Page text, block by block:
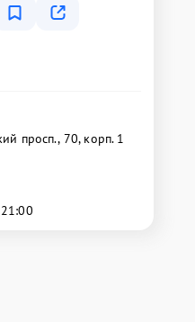
просп., 70, корп. 1